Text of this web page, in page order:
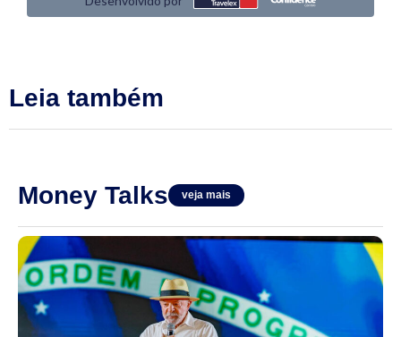
Leia também
Money Talks veja mais